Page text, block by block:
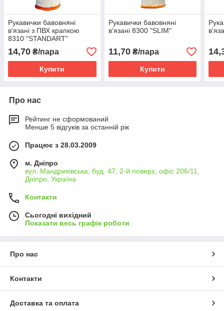
Рукавички бавовняні
в'язані з ПВХ крапкою
8310 "STANDART"
14,70 ₴/пара
Купити
Рукавички бавовняні
в'язані 8300 "SLIM"
11,70₴/пара
Купити
Про нас
Рейтинг не сформований
Менше 5 відгуків за останній рік
Працює з 28.03.2009
м. Дніпро
вул. Мандриківська, буд. 47, 2-й поверх, офіс 206/11,
Дніпро, Україна
Контакти
Сьогодні вихідний
Показати весь графік роботи
Про нас
Контакти
Доставка та оплата